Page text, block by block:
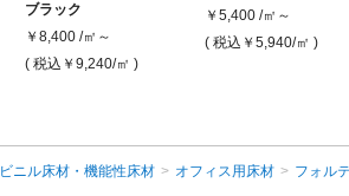
ブラック
￥8,400 /㎡～
( 税込￥9,240/㎡ )
￥5,400 /㎡～
( 税込￥5,940/㎡ )
ビニル床材・機能性床材 > オフィス用床材 > フォル